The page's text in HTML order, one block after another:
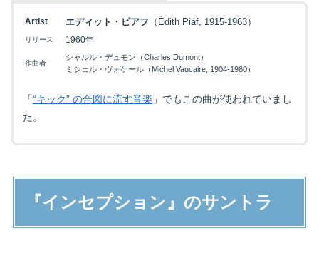
Artist エディット・ピアフ （Édith Piaf, 1915-1963）
リリース 1960年
作曲者
シャルル・デュモン（Charles Dumont）
ミシェル・ヴォケール（Michel Vaucaire, 1904-1980）
「“キック” の合図に流す音楽 」でもこの曲が使われていまし
た。
『インセプション』のサントラ